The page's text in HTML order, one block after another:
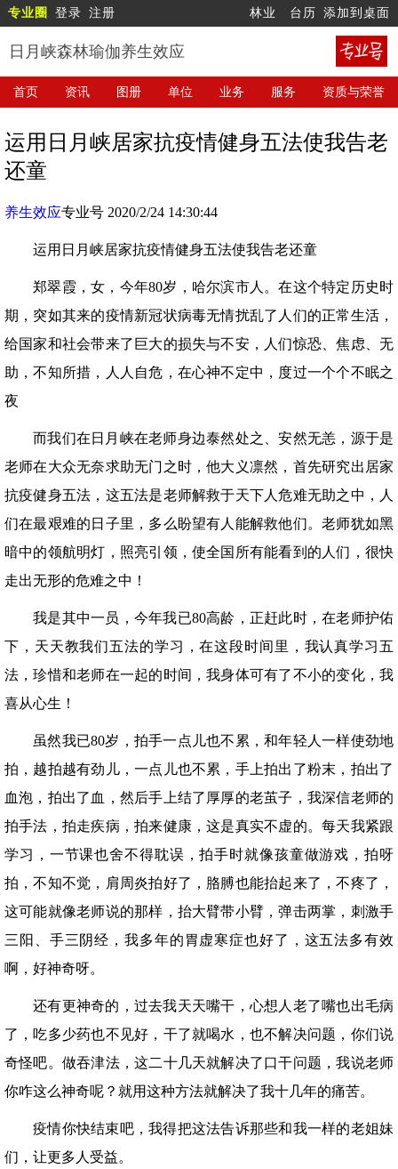
专业圈 登录 注册 林业 台历 添加到桌面
日月峡森林瑜伽养生效应
首页 资讯 图册 单位 业务 服务 资质与荣誉
运用日月峡居家抗疫情健身五法使我告老
还童
养生效应专业号 2020/2/24 14:30:44
运用日月峡居家抗疫情健身五法使我告老还童
郑翠霞，女，今年80岁，哈尔滨市人。在这个特定历史时
期，突如其来的疫情新冠状病毒无情扰乱了人们的正常生活，
给国家和社会带来了巨大的损失与不安，人们惊恐、焦虑、无
助，不知所措，人人自危，在心神不定中，度过一个个不眠之
夜
而我们在日月峡在老师身边泰然处之、安然无恙，源于是
老师在大众无奈求助无门之时，他大义凛然，首先研究出居家
抗疫健身五法，这五法是老师解救于天下人危难无助之中，人
们在最艰难的日子里，多么盼望有人能解救他们。老师犹如黑
暗中的领航明灯，照亮引领，使全国所有能看到的人们，很快
走出无形的危难之中！
我是其中一员，今年我已80高龄，正赶此时，在老师护佑
下，天天教我们五法的学习，在这段时间里，我认真学习五
法，珍惜和老师在一起的时间，我身体可有了不小的变化，我
喜从心生！
虽然我已80岁，拍手一点儿也不累，和年轻人一样使劲地
拍，越拍越有劲儿，一点儿也不累，手上拍出了粉末，拍出了
血泡，拍出了血，然后手上结了厚厚的老茧子，我深信老师的
拍手法，拍走疾病，拍来健康，这是真实不虚的。每天我紧跟
学习，一节课也舍不得耽误，拍手时就像孩童做游戏，拍呀
拍，不知不觉，肩周炎拍好了，胳膊也能抬起来了，不疼了，
这可能就像老师说的那样，抬大臂带小臂，弹击两掌，刺激手
三阳、手三阴经，我多年的胃虚寒症也好了，这五法多有效
啊，好神奇呀。
还有更神奇的，过去我天天嘴干，心想人老了嘴也出毛病
了，吃多少药也不见好，干了就喝水，也不解决问题，你们说
奇怪吧。做吞津法，这二十几天就解决了口干问题，我说老师
你咋这么神奇呢？就用这种方法就解决了我十几年的痛苦。
疫情你快结束吧，我得把这法告诉那些和我一样的老姐妹
们，让更多人受益。